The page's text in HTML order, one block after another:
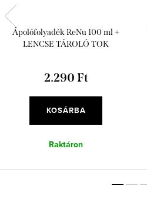
Ápolófolyadék ReNu 100 ml +
LENCSE TÁROLÓ TOK
2.290 Ft
KOSÁRBA
Raktáron